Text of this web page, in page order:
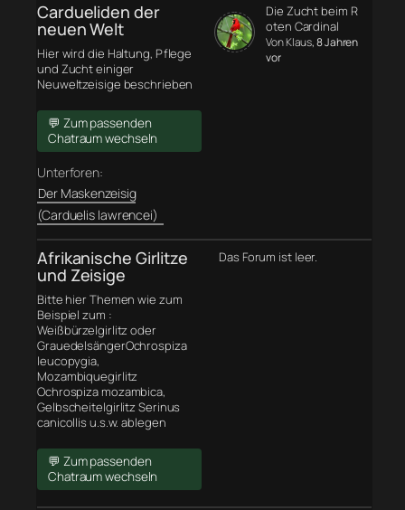
Cardueliden der
neuen Welt
Hier wird die Haltung, Pflege
und Zucht einiger
Neuweltzeisige beschrieben
💬 Zum passenden
Chatraum wechseln
Unterforen:
Der Maskenzeisig
(Carduelis lawrencei)
Die Zucht beim R
oten Cardinal
Von Klaus, 8 Jahren
vor
Afrikanische Girlitze
und Zeisige
Bitte hier Themen wie zum
Beispiel zum :
Weißbürzelgirlitz oder
GrauedelsängerOchrospiza
leucopygia,
Mozambiquegirlitz
Ochrospiza mozambica,
Gelbscheitelgirlitz Serinus
canicollis u.s.w. ablegen
💬 Zum passenden
Chatraum wechseln
Das Forum ist leer.